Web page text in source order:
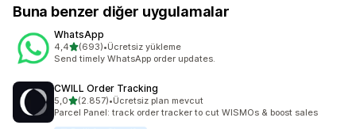
Buna benzer diğer uygulamalar
WhatsApp
4,45 yıldız üzerinden
(693)
toplam 693 değerlendirme
•Ücretsiz yükleme
Send timely WhatsApp order updates.
CWILL Order Tracking
5,05 yıldız üzerinden
(2.857)
toplam 2857 değerlendirme
•Ücretsiz plan mevcut
Parcel Panel: track order tracker to cut WISMOs & boost sales